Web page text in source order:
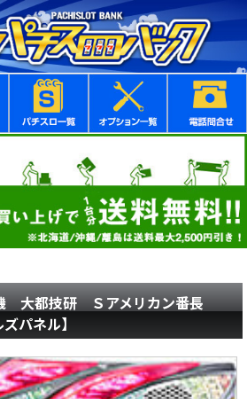
大都技研 Ｓアメリカン番長
パネル】